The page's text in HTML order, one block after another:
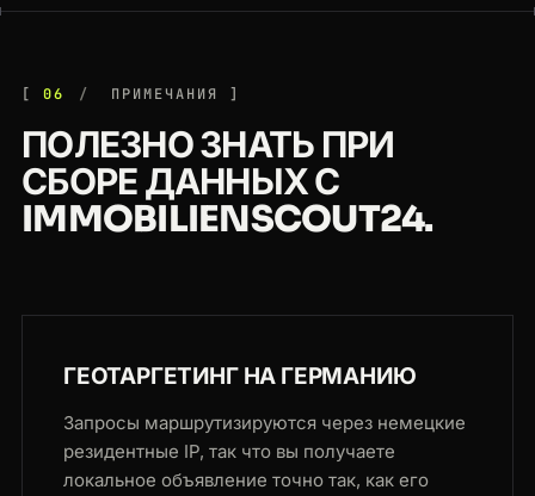
06 ПРИМЕЧАНИЯ
ПОЛЕЗНО ЗНАТЬ ПРИ
СБОРЕ ДАННЫХ С
IMMOBILIENSCOUT24.
ГЕОТАРГЕТИНГ НА ГЕРМАНИЮ
Запросы маршрутизируются через немецкие
резидентные IP, так что вы получаете
локальное объявление точно так, как его